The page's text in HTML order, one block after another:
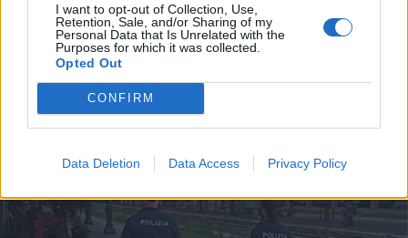
I want to opt-out of Collection, Use,
Retention, Sale, and/or Sharing of my
Personal Data that Is Unrelated with the
Purposes for which it was collected.
Opted Out
CONFIRM
Data Deletion Data Access Privacy Policy
ALTRE NOTIZIE DI DOMODOSSOLA